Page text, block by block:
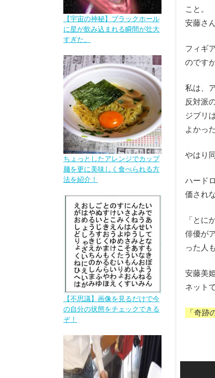
こと。
安藤さ
フィギ
のです
私は、
反対派
ジブリ
よかっ
やはり
ハード
価され
「とに
俳優が
った人
安藤美
ネット
「奇跡
【宇宙の神秘】ブラックホール
に星が飲み込まれる瞬間が壮大
すぎた。
ちょっとしたアレンジでカップ
麺を更に美味しく食べられる方
法を紹介！
【不思議】画像を見るだけで今
の自分の状態をチェックできる
ぞ！